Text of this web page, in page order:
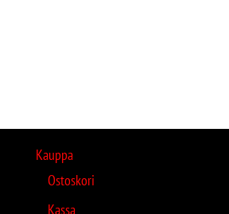
Kauppa
Ostoskori
Kassa